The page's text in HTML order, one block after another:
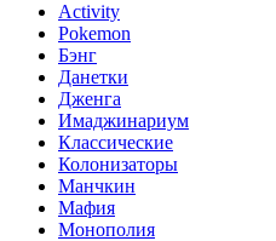
Activity
Pokemon
Бэнг
Данетки
Дженга
Имаджинариум
Классические
Колонизаторы
Манчкин
Мафия
Монополия